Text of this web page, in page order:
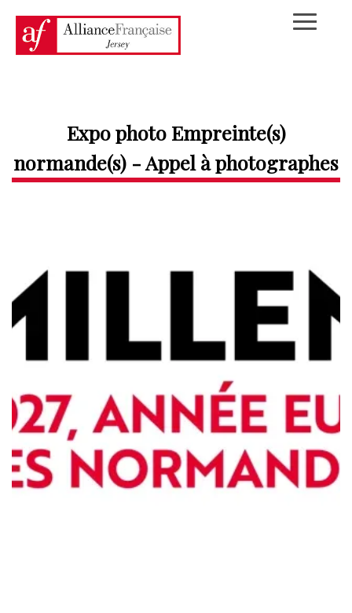
Expo photo Empreinte(s)
normande(s) - Appel à photographes